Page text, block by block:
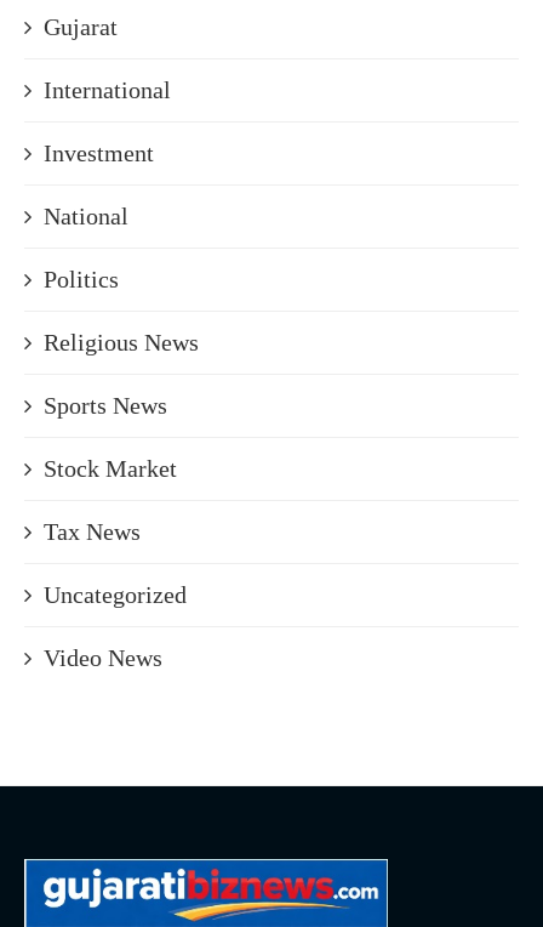
Gujarat
International
Investment
National
Politics
Religious News
Sports News
Stock Market
Tax News
Uncategorized
Video News